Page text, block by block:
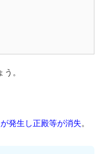
。
発生し正殿等が消失。